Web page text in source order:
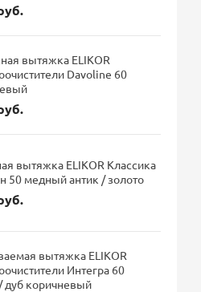
вытяжка ELIKOR
Davoline 60
вытяжка ELIKOR Классика
50 медный антик / золото
вытяжка ELIKOR
Интегра 60
дуб коричневый